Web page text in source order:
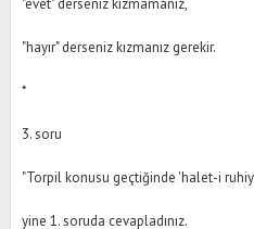
"evet" derseniz kızmamanız,
"hayır" derseniz kızmanız gerekir.
*
3. soru
"Torpil konusu geçtiğinde 'halet-i
yine 1. soruda cevapladınız.